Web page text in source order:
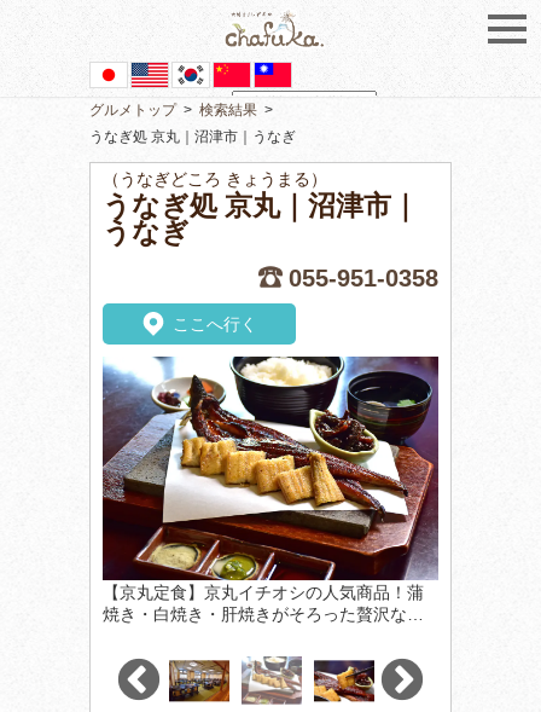
Powered by
グルメトップ> 検索結果 >
うなぎ処 京丸｜沼津市｜うなぎ
（うなぎどころ きょうまる）
うなぎ処 京丸｜沼津市｜
うなぎ
055-951-0358
ここへ行く
【京丸定食】京丸イチオシの人気商品！蒲
焼き・白焼き・肝焼きがそろった贅沢な…